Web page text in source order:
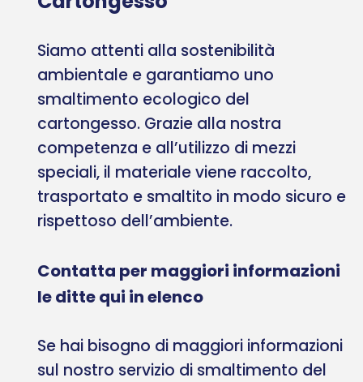
Siamo attenti alla sostenibilità
ambientale e garantiamo uno
smaltimento ecologico del
cartongesso. Grazie alla nostra
competenza e all’utilizzo di mezzi
speciali, il materiale viene raccolto,
trasportato e smaltito in modo sicuro e
rispettoso dell’ambiente.
Contatta per maggiori informazioni
le ditte qui in elenco
Se hai bisogno di maggiori informazioni
sul nostro servizio di smaltimento del